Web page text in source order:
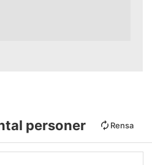
personer Rensa